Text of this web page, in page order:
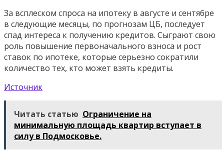
За всплеском спроса на ипотеку в августе и сентябре
в следующие месяцы, по прогнозам ЦБ, последует
спад интереса к получению кредитов. Сыграют свою
роль повышение первоначального взноса и рост
ставок по ипотеке, которые серьезно сократили
количество тех, кто может взять кредиты.
Источник
Читать статью Ограничение на
минимальную площадь квартир вступает в
силу в Подмосковье.